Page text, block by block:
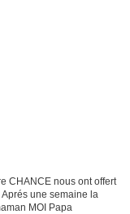
CHANCE nous ont offert
une semaine la
MOI Papa